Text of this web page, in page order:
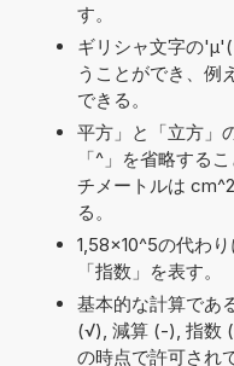
す。
ギリシャ文字の
うことができ、例
できる。
平方」と「立方」
「^」を省略する
チメートルは
る。
1,58×10^5の代わ
「指数」を表す。
基本的な計算であ
(√), 減算 (-), 指数
の時点で許可され